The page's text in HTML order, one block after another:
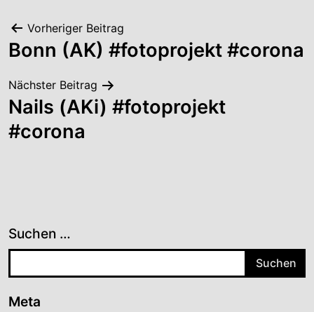
Beitragsnavigation
Vorheriger Beitrag
Bonn (AK) #fotoprojekt #corona
Nächster Beitrag
Nails (AKi) #fotoprojekt
#corona
Suchen …
Meta